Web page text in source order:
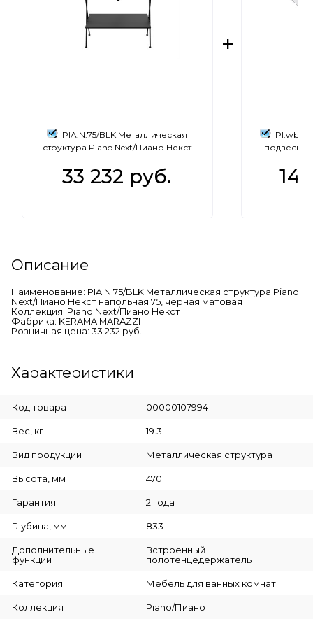
PIA.N.75/BLK Металлическая
структура Piano Next/Пиано Некст
33 232 руб. 14
Описание
Наименование: PIA.N.75/BLK Металлическая структура Piano
Next/Пиано Некст напольная 75, черная матовая
Коллекция: Piano Next/Пиано Некст
Фабрика: KERAMA MARAZZI
Розничная цена: 33 232 руб.
Характеристики
Код товара 00000107994
Вес, кг 19.3
Вид продукции Металлическая структура
Высота, мм 470
Гарантия 2 года
Глубина, мм 833
Дополнительные
функции
Встроенный
полотенцедержатель
Категория Мебель для ванных комнат
Коллекция Piano/Пиано